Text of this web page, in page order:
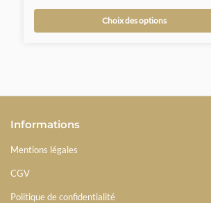
Choix des options
Informations
Mentions légales
CGV
Politique de confidentialité